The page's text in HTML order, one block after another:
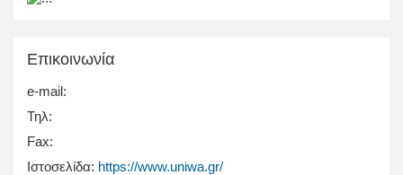
FAQ
Επικοινωνία
e-mail:
Τηλ:
Fax:
Ιστοσελίδα: https://www.uniwa.gr/